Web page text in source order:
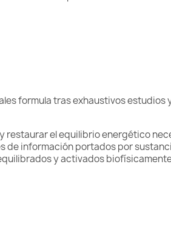
formula tras exhaustivos estudios
restaurar el equilibrio energético
de información portados por
y activados